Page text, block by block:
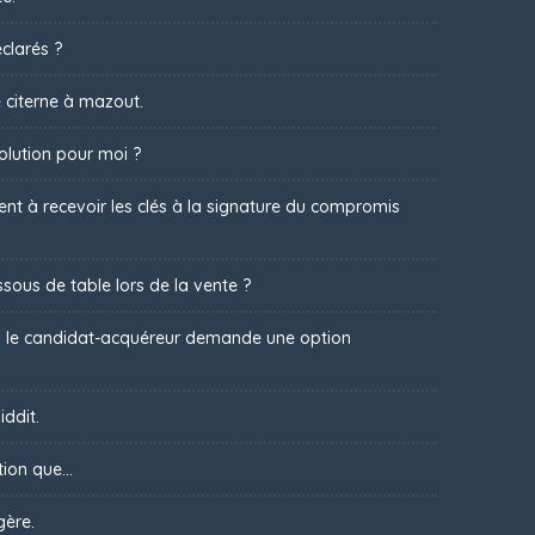
?
citerne à mazout.
pour moi ?
à recevoir les clés à la signature du compromis
de table lors de la vente ?
candidat-acquéreur demande une option
que...